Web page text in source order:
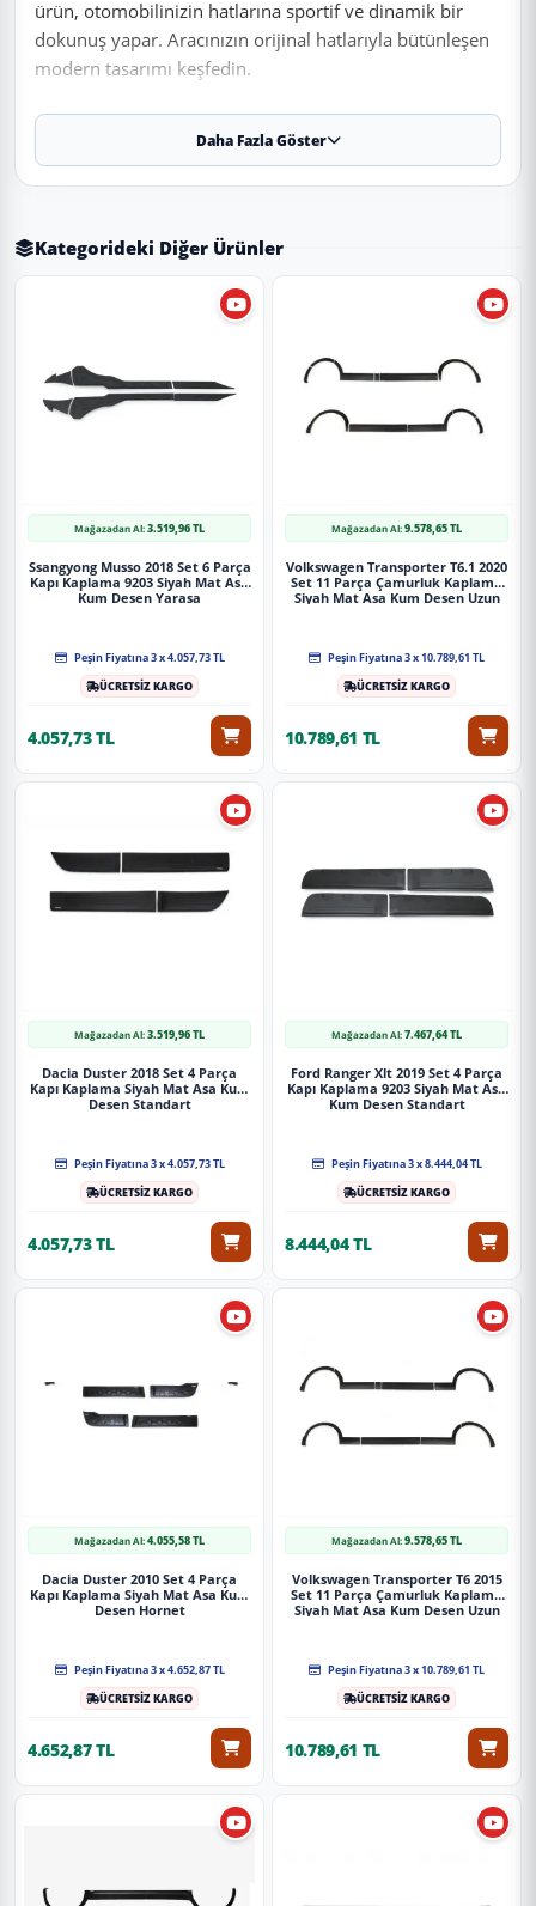
ürün, otomobilinizin hatlarına sportif ve dinamik bir
dokunuş yapar. Aracınızın orijinal hatlarıyla bütünleşen
modern tasarımı keşfedin.
✨ Ürün Özellikleri ve Avantajları
✔ Birebir Uyum:Aracınızın orijinal ölçülerine sadık kalınarak
✔ Malzeme:Dayanıklı ve uzun ömürlü malzeme.
Aracınızın ölçülerine uygundur. Montaj işlemi el
yatkınlığı gerektirebilir.
MITSUBISHI L200 2007 Arka Bagaj Kapağı Bagaj Kaplama 9203
Siyah Mat Asa Kum Desen Standart
Siparişleriniz darbe emici özel ambalajlarla, kargoda zarar
görmeyecek şekilde paketlenerek tarafınıza ulaştırılır. %100
Daha Fazla Göster
Kategorideki Diğer Ürünler
Mağazadan Al:3.519,96 TL
Ssangyong Musso 2018 Set 6 Parça
Kapı Kaplama 9203 Siyah Mat Asa
Kum Desen Yarasa
Peşin Fiyatına 3 x 4.057,73 TL
ÜCRETSİZ KARGO
4.057,73 TL
Mağazadan Al:9.578,65 TL
Volkswagen Transporter T6.1 2020
Set 11 Parça Çamurluk Kaplama
Siyah Mat Asa Kum Desen Uzun
Peşin Fiyatına 3 x 10.789,61 TL
ÜCRETSİZ KARGO
10.789,61 TL
Mağazadan Al:3.519,96 TL
Dacia Duster 2018 Set 4 Parça
Kapı Kaplama Siyah Mat Asa Kum
Desen Standart
Peşin Fiyatına 3 x 4.057,73 TL
ÜCRETSİZ KARGO
4.057,73 TL
Mağazadan Al:7.467,64 TL
Ford Ranger Xlt 2019 Set 4 Parça
Kapı Kaplama 9203 Siyah Mat Asa
Kum Desen Standart
Peşin Fiyatına 3 x 8.444,04 TL
ÜCRETSİZ KARGO
8.444,04 TL
Mağazadan Al:4.055,58 TL
Dacia Duster 2010 Set 4 Parça
Kapı Kaplama Siyah Mat Asa Kum
Desen Hornet
Peşin Fiyatına 3 x 4.652,87 TL
ÜCRETSİZ KARGO
4.652,87 TL
Mağazadan Al:9.578,65 TL
Volkswagen Transporter T6 2015
Set 11 Parça Çamurluk Kaplama
Siyah Mat Asa Kum Desen Uzun
Peşin Fiyatına 3 x 10.789,61 TL
ÜCRETSİZ KARGO
10.789,61 TL